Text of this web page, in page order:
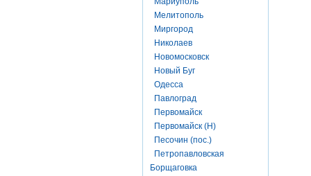
Мелитополь
Миргород
Николаев
Новомосковск
Новый Буг
Одесса
Павлоград
Первомайск
Первомайск (Н)
Песочин (пос.)
Петропавловская
Борщаговка